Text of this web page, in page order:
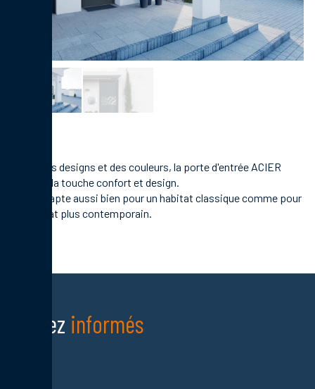
Choix des designs et des couleurs, la porte d'entrée ACIER
apporte la touche confort et design.
Elle s'adapte aussi bien pour un habitat classique comme pour
un habitat plus contemporain.
Restez informés